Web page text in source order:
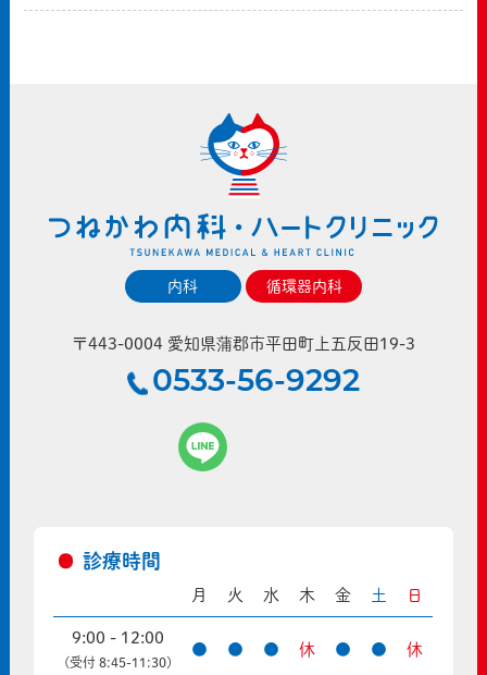
内科 循環器内科
〒443-0004 愛知県蒲郡市平田町上五反田19-3
0533-56-9292
診療時間
月 火 水 木 金 土 日
9:00 - 12:00
(受付 8:45-11:30)
● ● ● 休 ● ● 休